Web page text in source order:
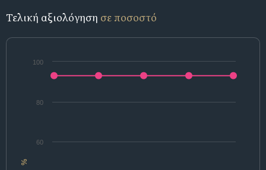
Τελική αξιολόγηση σε ποσοστό
%
60
80
100